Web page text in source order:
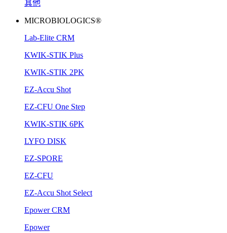
其他
MICROBIOLOGICS®
Lab-Elite CRM
KWIK-STIK Plus
KWIK-STIK 2PK
EZ-Accu Shot
EZ-CFU One Step
KWIK-STIK 6PK
LYFO DISK
EZ-SPORE
EZ-CFU
EZ-Accu Shot Select
Epower CRM
Epower